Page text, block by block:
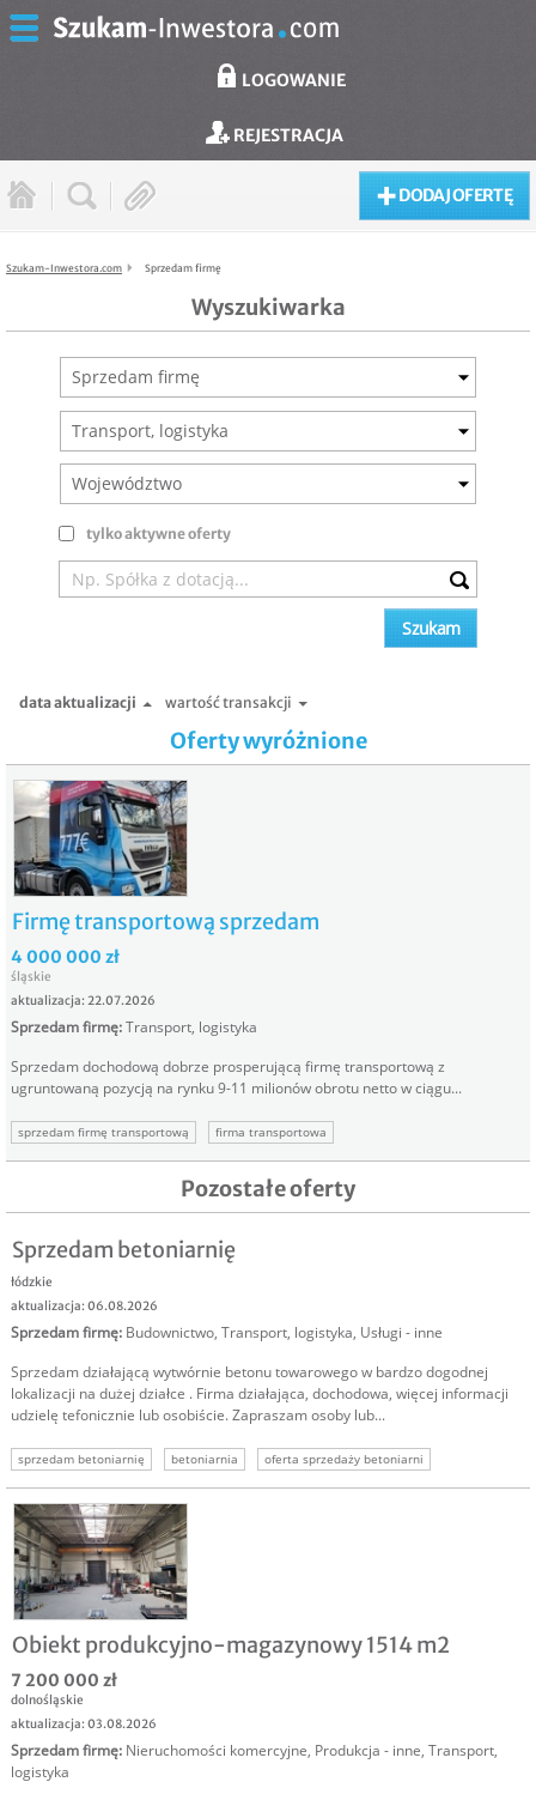
LOGOWANIE
REJESTRACJA
DODAJ OFERTĘ
Szukam-Inwestora.com Sprzedam firmę
Wyszukiwarka
Sprzedam firmę
Transport, logistyka
Województwo
tylko aktywne oferty
data aktualizacji wartość transakcji
Oferty wyróżnione
Firmę transportową sprzedam
4 000 000 zł
śląskie
aktualizacja: 22.07.2026
Sprzedam firmę:Transport, logistyka
Sprzedam dochodową dobrze prosperującą firmę transportową z
ugruntowaną pozycją na rynku 9-11 milionów obrotu netto w ciągu...
sprzedam firmę transportową
firma transportowa
sprzedam biznes transport
sprzedaż firmy oferta sprzedaży firmy
Pozostałe oferty
Sprzedam betoniarnię
łódzkie
aktualizacja: 06.08.2026
Sprzedam firmę: Budownictwo, Transport, logistyka, Usługi - inne
Sprzedam działającą wytwórnie betonu towarowego w bardzo dogodnej
lokalizacji na dużej działce . Firma działająca, dochodowa, więcej informacji
udzielę tefonicznie lub osobiście. Zapraszam osoby lub...
sprzedam betoniarnię betoniarnia oferta sprzedaży betoniarni
Obiekt produkcyjno-magazynowy 1514 m2
7 200 000 zł
dolnośląskie
aktualizacja: 03.08.2026
Sprzedam firmę: Nieruchomości komercyjne, Produkcja - inne, Transport,
logistyka